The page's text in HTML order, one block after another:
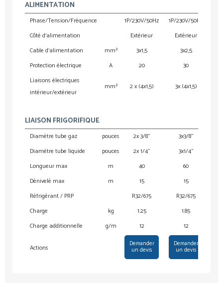
ALIMENTATION
Phase/Tension/Fréquence 1P/230V/50Hz 1P/230V/50Hz
Côté d’alimentation
Extérieur Extérieur
Cable d’alimentation
mm² 3x1,5
3x2,5
Protection électrique
A 20
30
Liaisons électriques
intérieur/extérieur
mm² 2 x (4x1,5) 3x (4x1,5)
LIAISON FRIGORIFIQUE
Diamètre tube gaz pouces 2x 3/8” 3x3/8”
Diamètre tube liquide
pouces 2x 1/4” 3x1/4”
Longueur max
m 40
60
Dénivelé max
m 15
15
Réfrigérant / PRP
R32/675 R32/675
Charge
kg 1.25
1.85
Charge additionnelle
g/m 12 12
Actions Demander
un devis
Demander
un devis